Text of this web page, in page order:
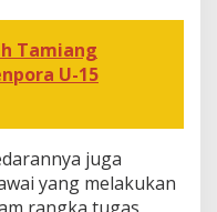
Tamiang
U-15
juga
yang melakukan